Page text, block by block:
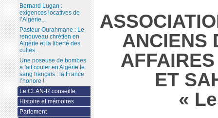
ANCIENS
ET
«
Bernard Lugan :
exigences locatives de
l’Algérie...
Pasteur Ourahmane : Le
renouveau chrétien en
Algérie et la liberté des
cultes...
Une poseuse de bombes
a fait couler en Algérie le
sang français : la France
l’honore !
Le CLAN-R conseille
Histoire et mémoires
Parlement